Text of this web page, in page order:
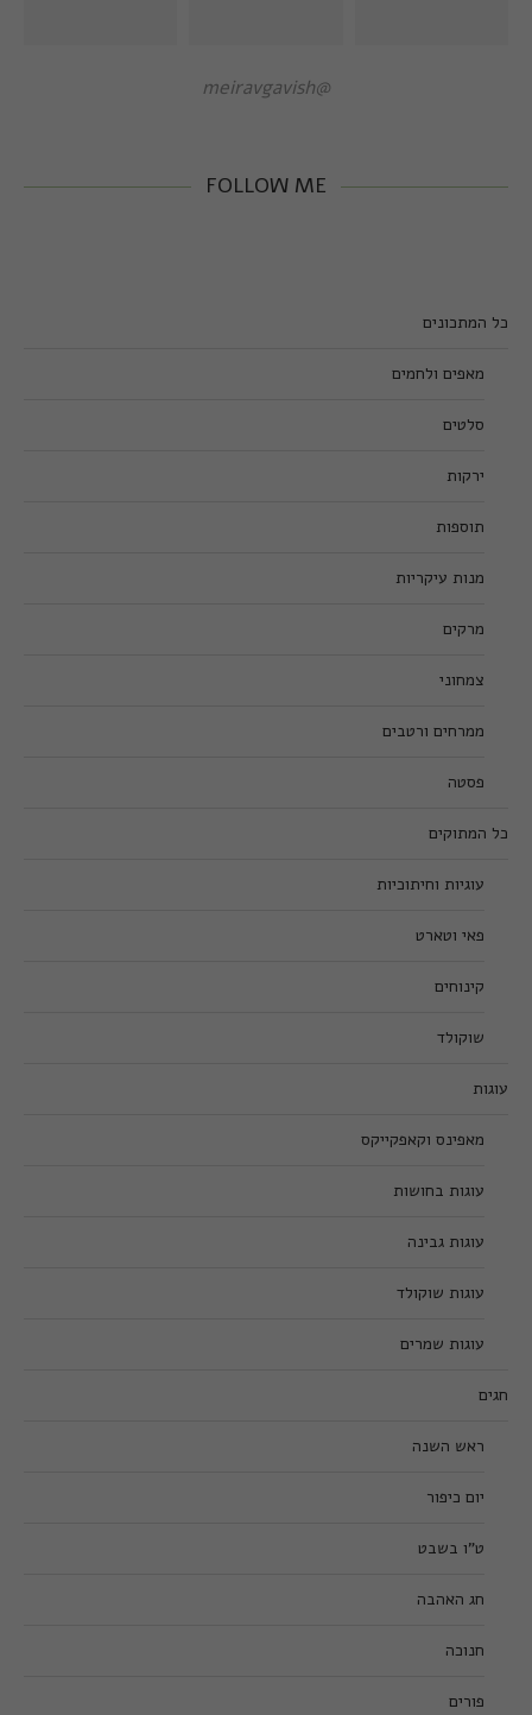
@meiravgavish
FOLLOW ME
כל המתכונים
מאפים ולחמים
סלטים
ירקות
תוספות
מנות עיקריות
מרקים
צמחוני
ממרחים ורטבים
פסטה
כל המתוקים
עוגיות וחיתוכיות
פאי וטארט
קינוחים
שוקולד
עוגות
מאפינס וקאפקייקס
עוגות בחושות
עוגות גבינה
עוגות שוקולד
עוגות שמרים
חגים
ראש השנה
יום כיפור
ט”ו בשבט
חג האהבה
חנוכה
פורים